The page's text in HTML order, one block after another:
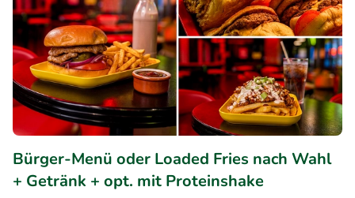
Bürger-Menü oder Loaded Fries nach Wahl
+ Getränk + opt. mit Proteinshake